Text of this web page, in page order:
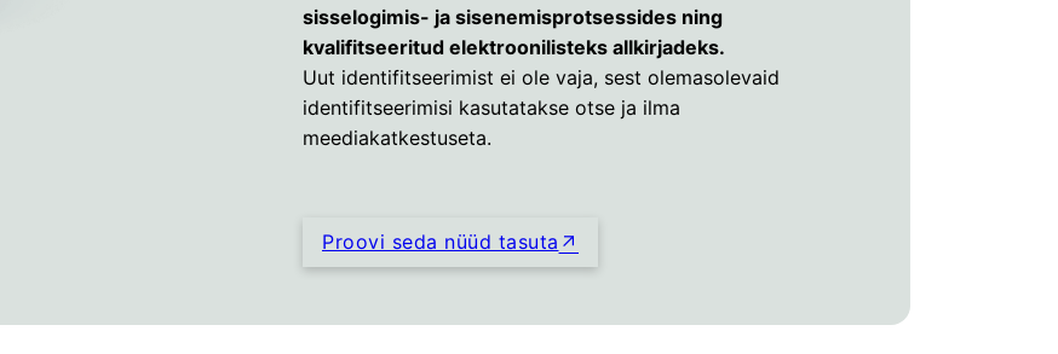
sisselogimis- ja sisenemisprotsessides ning
kvalifitseeritud elektroonilisteks allkirjadeks.
Uut identifitseerimist ei ole vaja, sest olemasolevaid
identifitseerimisi kasutatakse otse ja ilma
meediakatkestuseta.
Proovi seda nüüd tasuta